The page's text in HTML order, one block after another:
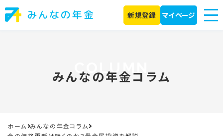
新規登録 マイページ
みんなの年金コラム
ホーム みんなの年金コラム